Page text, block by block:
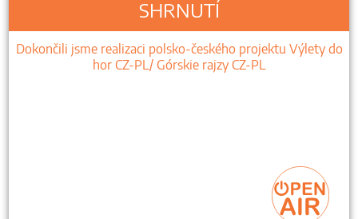
SHRNUTÍ
Dokončili jsme realizaci polsko-českého projektu Výlety do
hor CZ-PL/ Górskie rajzy CZ-PL